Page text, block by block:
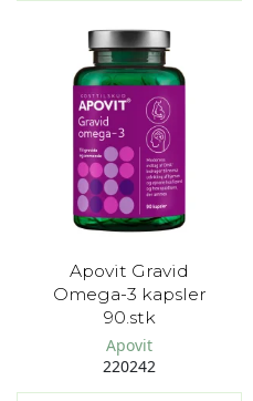
Apovit Gravid
Omega-3 kapsler
90.stk
Apovit
220242